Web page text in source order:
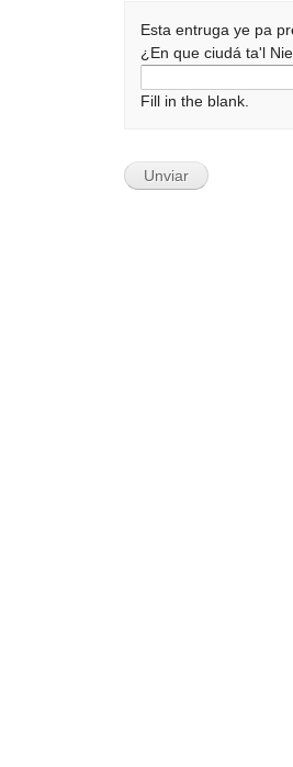
Esta entruga ye pa
¿En que ciudá ta'l
Fill in the blank.